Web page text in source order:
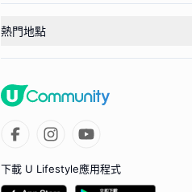
熱門地點
下載 U Lifestyle應用程式